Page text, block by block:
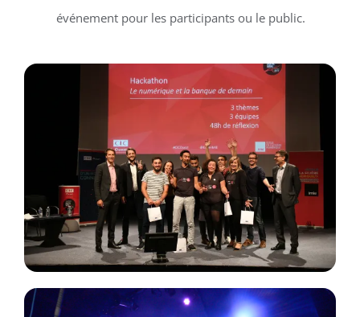
événement pour les participants ou le public.